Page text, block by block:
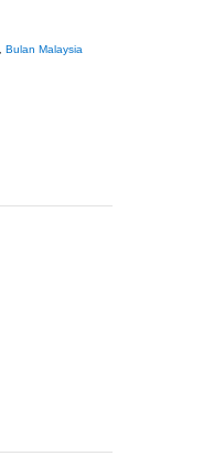
Bulan Malaysia